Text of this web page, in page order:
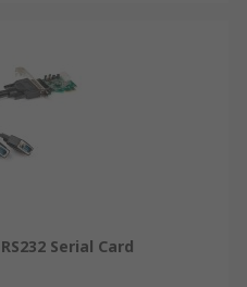
Serial Card